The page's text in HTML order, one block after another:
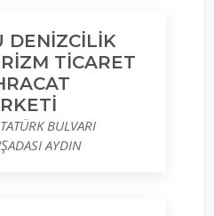
DENİZCİLİK
TİCARET
BULVARI
AYDIN